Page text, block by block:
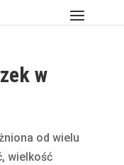
w
od wielu
wielkość